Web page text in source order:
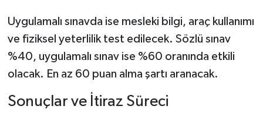
Uygulamalı sınavda ise mesleki bilgi, araç kullanımı
ve fiziksel yeterlilik test edilecek. Sözlü sınav
%40, uygulamalı sınav ise %60 oranında etkili
olacak. En az 60 puan alma şartı aranacak.
Sonuçlar ve İtiraz Süreci